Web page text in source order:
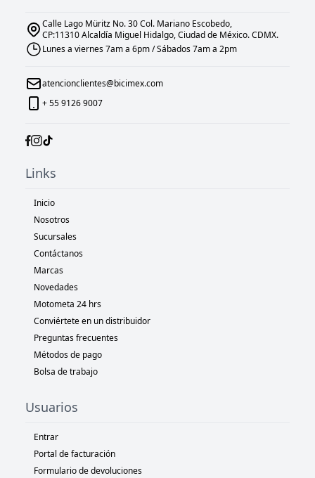
Calle Lago Müritz No. 30 Col. Mariano Escobedo,
CP:11310 Alcaldía Miguel Hidalgo, Ciudad de México. CDMX.
Lunes a viernes 7am a 6pm / Sábados 7am a 2pm
atencionclientes@bicimex.com
+ 55 9126 9007
Links
Inicio
Nosotros
Sucursales
Contáctanos
Marcas
Novedades
Motometa 24 hrs
Conviértete en un distribuidor
Preguntas frecuentes
Métodos de pago
Bolsa de trabajo
Usuarios
Entrar
Portal de facturación
Formulario de devoluciones